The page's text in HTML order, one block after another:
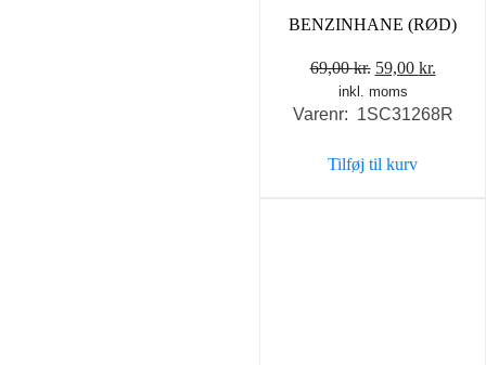
BENZINHANE (RØD)
69,00kr. Den
oprindelige
pris
69,00 kr..
59,00 kr.
pris
inkl. moms
Varenr: 1SC31268R
Tilføj til kurv